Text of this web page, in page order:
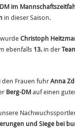
DM im
in dieser Saison.
wurdeChristoph
ebenfalls 13. in der
den Frauen fuhrAnna
Berg-DM auf einen
und Siege bei